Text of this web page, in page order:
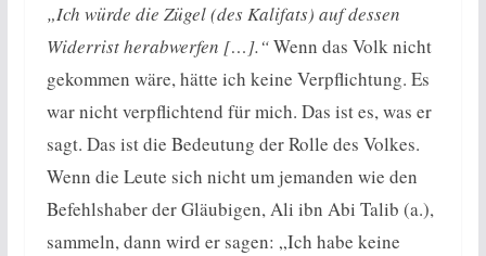
„Ich würde die Zügel (des Kalifats) auf dessen
Widerrist herabwerfen […].“Wenn das Volk nicht
gekommen wäre, hätte ich keine Verpflichtung. Es
war nicht verpflichtend für mich. Das ist es, was er
sagt. Das ist die Bedeutung der Rolle des Volkes.
Wenn die Leute sich nicht um jemanden wie den
Befehlshaber der Gläubigen, Ali ibn Abi Talib (a.),
sammeln, dann wird er sagen: „Ich habe keine